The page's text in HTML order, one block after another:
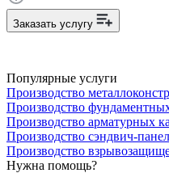
Заказать услугу
Популярные услуги
Производство
Производство
Производство арматурных
Производство сэндвич-
Производство
Нужна помощь?